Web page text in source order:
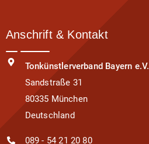
Anschrift & Kontakt
Tonkünstlerverband Bayern e.V.
Sandstraße 31
80335 München
Deutschland
089 - 54 21 20 80